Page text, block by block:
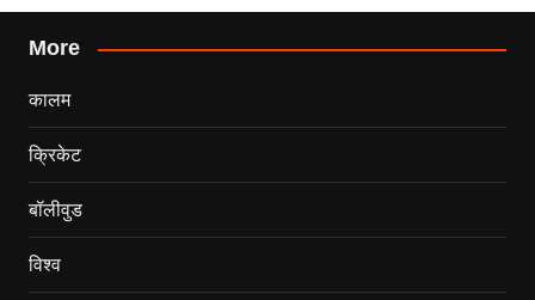
More
कालम
क्रिकेट
बॉलीवुड
विश्व